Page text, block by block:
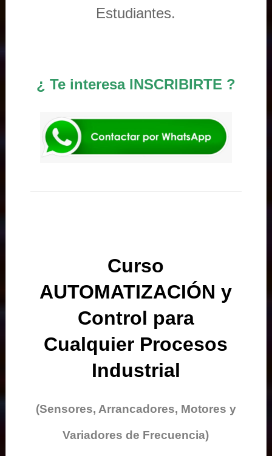
Estudiantes.
¿ Te interesa INSCRIBIRTE ?
Curso
AUTOMATIZACIÓN y
Control para
Cualquier Procesos
Industrial
(Sensores, Arrancadores, Motores y
Variadores de Frecuencia)